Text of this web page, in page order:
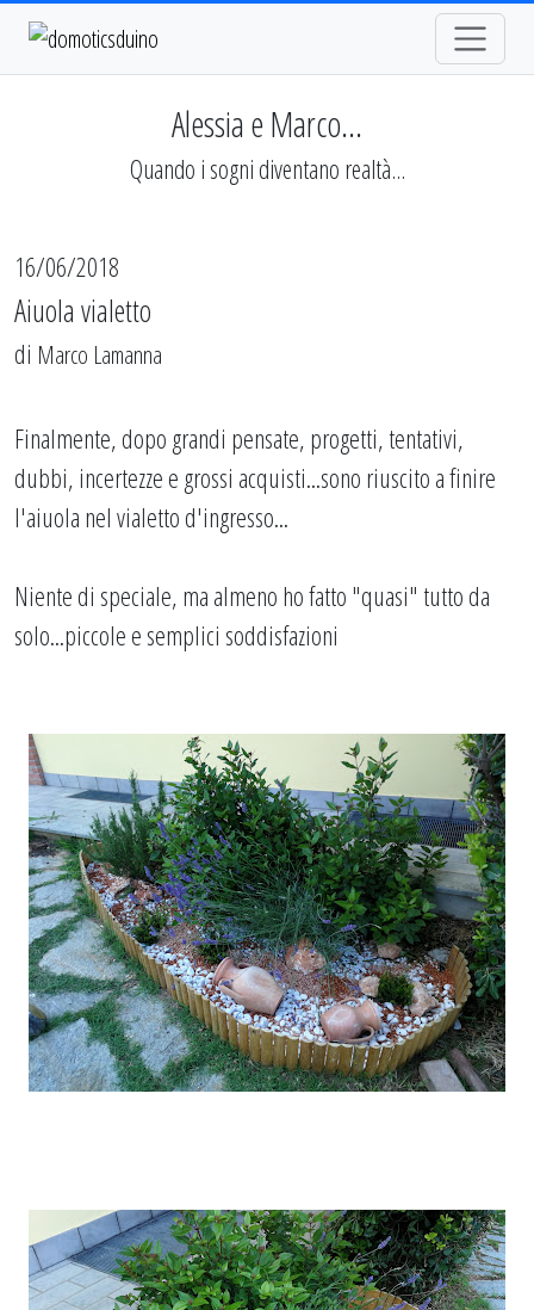
Alessia e Marco...
Quando i sogni diventano realtà...
16/06/2018
Aiuola vialetto
di Marco Lamanna
Finalmente, dopo grandi pensate, progetti, tentativi,
dubbi, incertezze e grossi acquisti...sono riuscito a finire
l'aiuola nel vialetto d'ingresso...
Niente di speciale, ma almeno ho fatto "quasi" tutto da
solo...piccole e semplici soddisfazioni